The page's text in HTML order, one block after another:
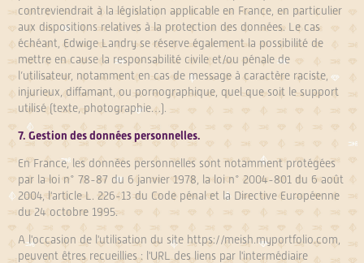
contreviendrait à la législation applicable en France, en particulier
aux dispositions relatives à la protection des données. Le cas
échéant, Edwige Landry se réserve également la possibilité de
mettre en cause la responsabilité civile et/ou pénale de
l’utilisateur, notamment en cas de message à caractère raciste,
injurieux, diffamant, ou pornographique, quel que soit le support
utilisé (texte, photographie…).
7. Gestion des données personnelles.
En France, les données personnelles sont notamment protégées
par la loi n° 78-87 du 6 janvier 1978, la loi n° 2004-801 du 6 août
2004, l'article L. 226-13 du Code pénal et la Directive Européenne
du 24 octobre 1995.
A l'occasion de l'utilisation du site https://meish.myportfolio.com
peuvent êtres recueillies : l'URL des liens par l'intermédiaire